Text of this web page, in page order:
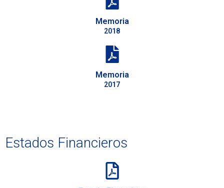
Memoria
2018
Memoria
2017
Estados Financieros